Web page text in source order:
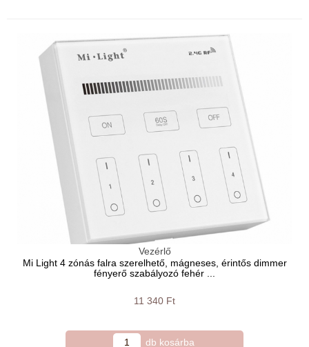
Vezérlő
Mi Light 4 zónás falra szerelhető, mágneses, érintős dimmer
fényerő szabályozó fehér ...
11 340 Ft